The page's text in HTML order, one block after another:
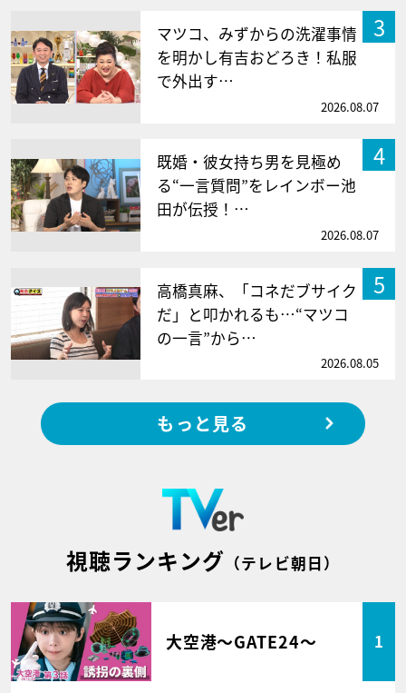
3
マツコ、みずからの洗濯事情
を明かし有吉おどろき！私服
で外出す…
2026.08.07
4
既婚・彼女持ち男を見極め
る“一言質問”をレインボー池
田が伝授！…
2026.08.07
5
高橋真麻、「コネだブサイク
だ」と叩かれるも…“マツコ
の一言”から…
2026.08.05
もっと見る
視聴ランキング （テレビ朝日）
大空港～GATE24～ 1